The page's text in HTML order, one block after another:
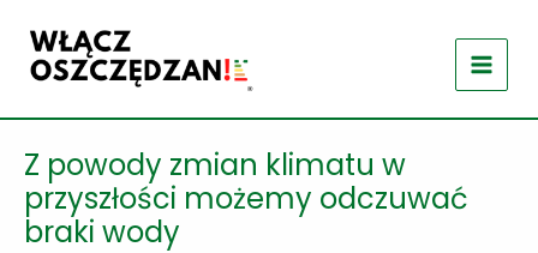
treści
Z powody zmian klimatu w
przyszłości możemy odczuwać
braki wody